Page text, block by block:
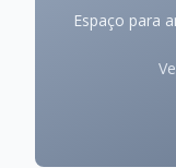
Espaço para